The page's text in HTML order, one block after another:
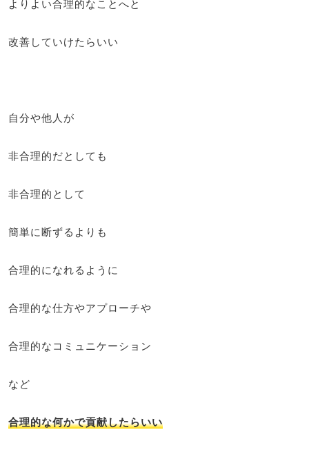
よりよい合理的なことへと
改善していけたらいい
自分や他人が
非合理的だとしても
非合理的として
簡単に断ずるよりも
合理的になれるように
合理的な仕方やアプローチや
合理的なコミュニケーション
など
合理的な何かで貢献したらいい